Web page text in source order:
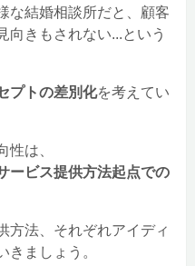
な結婚相談所だと、顧客
向きもされない...という
プトの差別化を考えてい
性は、
ービス提供方法起点での
方法、それぞれアイディ
きましょう。